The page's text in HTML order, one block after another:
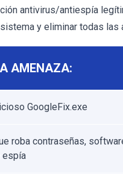
antivirus/antiespía
y eliminar todas las
AMENAZA:
GoogleFix.exe
roba contraseñas,
espía